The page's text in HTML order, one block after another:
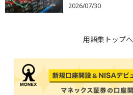
2026/07/30
用語集トップへ